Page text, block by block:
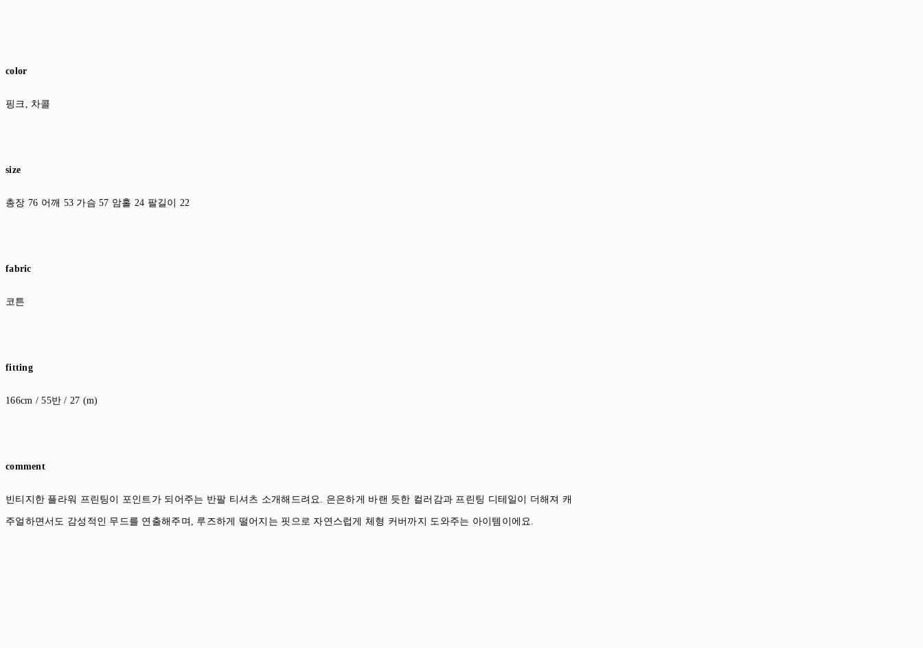
color
핑크, 차콜
size
총장 76 어깨 53 가슴 57 암홀 24 팔길이 22
fabric
코튼
fitting
166cm / 55반 / 27 (m)
comment
빈티지한 플라워 프린팅이 포인트가 되어주는 반팔 티셔츠 소개해드려요. 은은하게 바랜 듯한 컬러감과 프린팅 디테일이 더해져 캐
주얼하면서도 감성적인 무드를 연출해주며, 루즈하게 떨어지는 핏으로 자연스럽게 체형 커버까지 도와주는 아이템이에요.